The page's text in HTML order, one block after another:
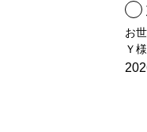
お
Ｙ